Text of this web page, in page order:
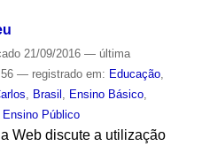
21/09/2016 — última
— registrado em: Educação,
Brasil Ensino Básico,
Ensino Público
Web discute a utilização